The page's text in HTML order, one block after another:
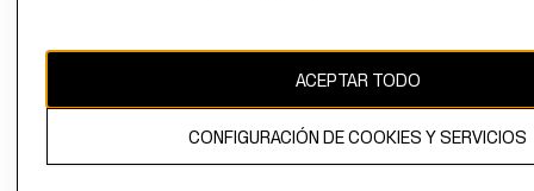
propiedad de H&M Hennes & Mauritz AB.
ACEPTAR TODO
CONFIGURACIÓN DE COOKIES Y SERVICIOS